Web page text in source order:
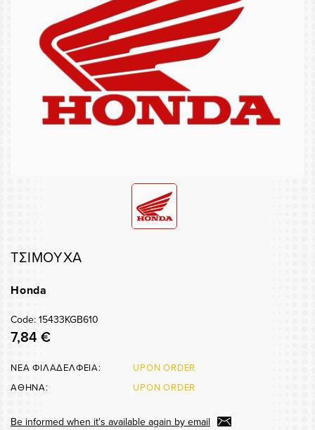
ΤΣΙΜΟΥΧΑ
Honda
Code: 15433KGB610
7,84 €
ΝΕΑ ΦΙΛΑΔΕΛΦΕΙΑ:
UPON ORDER
ΑΘΗΝΑ:
UPON ORDER
Be informed when it's available again by email